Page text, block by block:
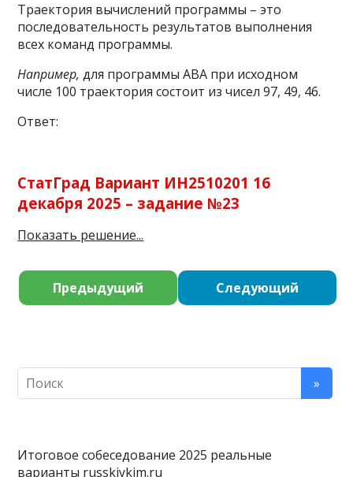
Траектория вычислений программы – это
последовательность результатов выполнения
всех команд программы.
Например, для программы АВA при исходном
числе 100 траектория состоит из чисел 97, 49, 46.
Ответ:
СтатГрад Вариант ИН2510201 16
декабря 2025 – задание №23
Показать решение...
Предыдущий Следующий
Итоговое собеседование 2025 реальные
варианты russkiykim.ru